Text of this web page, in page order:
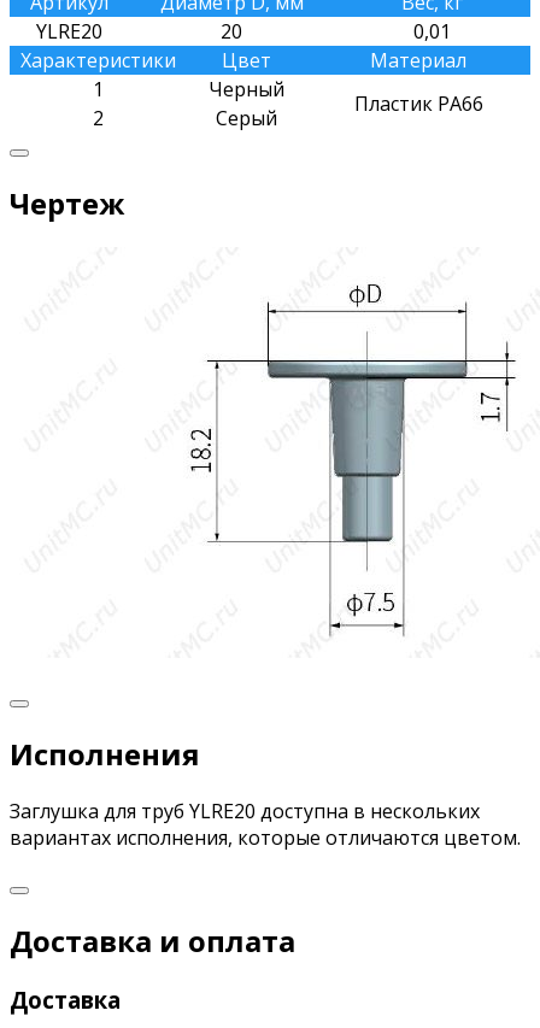
YLRE20
20
0,01
Характеристики
Цвет
Материал
1
Черный
Пластик PA66
2 Серый
Чертеж
Исполнения
Заглушка для труб YLRE20 доступна в нескольких
вариантах исполнения, которые отличаются цветом.
Доставка и оплата
Доставка